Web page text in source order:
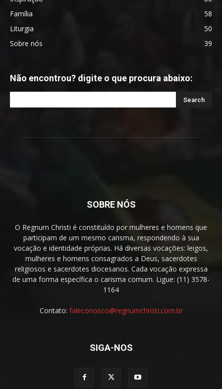
Família
58
Liturgia
50
Sobre nós
39
Não encontrou? digite o que procura abaixo:
SOBRE NÓS
O Regnum Christi é constituído por mulheres e homens que
participam de um mesmo carisma, respondendo à sua
vocação e identidade próprias. Há diversas vocações: leigos,
mulheres e homens consagrados a Deus, sacerdotes
religiosos e sacerdotes diocesanos. Cada vocação expressa
de uma forma específica o carisma comum. Ligue: (11) 3578-
1164
Contato: faleconosco@regnumchristi.com.br
SIGA-NOS